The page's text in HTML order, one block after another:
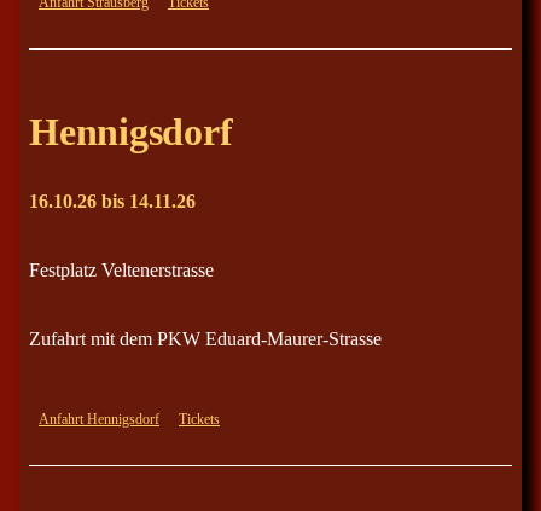
Hennigsdorf
16.10.26 bis 14.11.26
Festplatz Veltenerstrasse
Zufahrt mit dem PKW Eduard-Maurer-Strasse
Anfahrt Hennigsdorf Tickets